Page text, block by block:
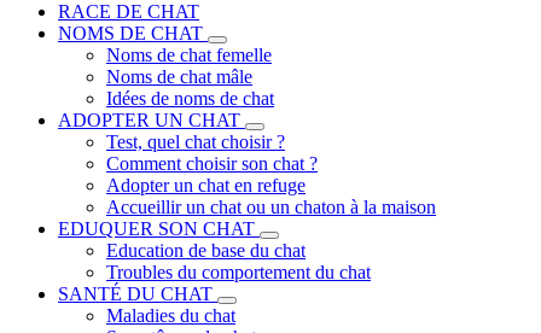
RACE DE CHAT
NOMS DE CHAT
Noms de chat femelle
Noms de chat mâle
Idées de noms de chat
ADOPTER UN CHAT
Test, quel chat choisir ?
Comment choisir son chat ?
Adopter un chat en refuge
Accueillir un chat ou un chaton à la maison
EDUQUER SON CHAT
Education de base du chat
Troubles du comportement du chat
SANTÉ DU CHAT
Maladies du chat